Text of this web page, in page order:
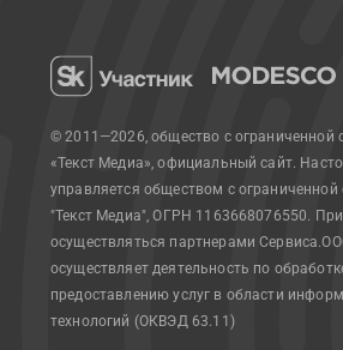
© 2011—2026, общество с ограниченной
«Текст Медиа», официальный сайт.
управляется обществом с ограниченной
"Текст Медиа", ОГРН 1163668076550.
осуществляться партнерами Сервиса.
осуществляет деятельность по
предоставлению услуг в области
технологий (ОКВЭД 63.11)